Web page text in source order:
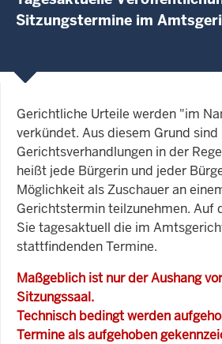
Sitzungstermine im
Gerichtliche Urteile werden "im
verkündet. Aus diesem Grund sind
Gerichtsverhandlungen in der
heißt jede Bürgerin und jeder
Möglichkeit als Zuschauer an
Gerichtstermin teilzunehmen. Auf
Sie tagesaktuell die im
stattfindenden Termine.
Maßgeblich ist nur der Aushang
Sitzungssaal.
Technisch bedingt werden
Termine als aufgehoben